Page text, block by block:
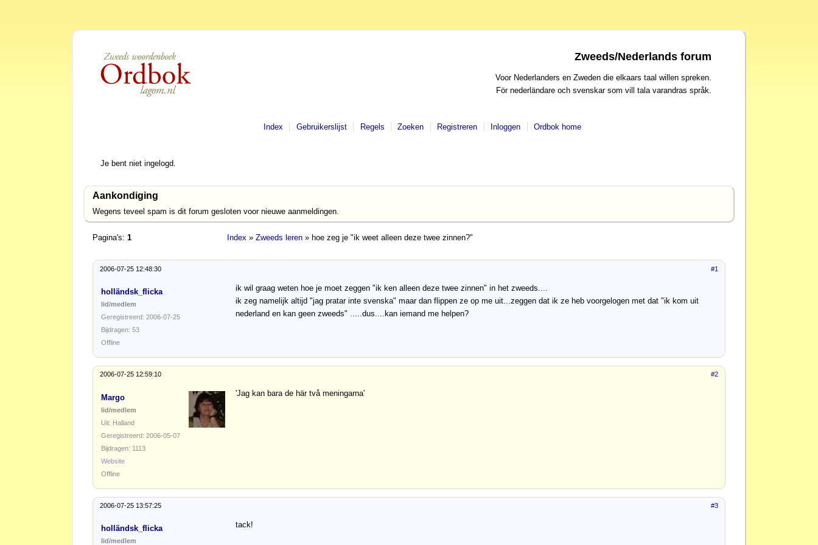
Zweeds/Nederlands forum
Voor Nederlanders en Zweden die elkaars taal willen spreken.
För nederländare och svenskar som vill tala varandras språk.
Index Gebruikerslijst Regels Zoeken Registreren Inloggen Ordbok home
Je bent niet ingelogd.
Aankondiging
Wegens teveel spam is dit forum gesloten voor nieuwe aanmeldingen.
Pagina's: 1 Index » Zweeds leren » hoe zeg je "ik weet alleen deze twee zinnen?"
#1
2006-07-25 12:48:30
holländsk_flicka
lid/medlem
Geregistreerd: 2006-07-25
Bijdragen: 53
ik wil graag weten hoe je moet zeggen "ik ken alleen deze twee zinnen" in het zweeds....
ik zeg namelijk altijd "jag pratar inte svenska" maar dan flippen ze op me uit...zeggen dat ik ze heb voorgelogen met dat "ik kom uit
nederland en kan geen zweeds" .....dus....kan iemand me helpen?
Offline
#2
2006-07-25 12:59:10
Margo
lid/medlem
Uit: Halland
Geregistreerd: 2006-05-07
Bijdragen: 1113
Website
'Jag kan bara de här två meningarna'
Offline
#3
2006-07-25 13:57:25
holländsk_flicka
lid/medlem
tack!